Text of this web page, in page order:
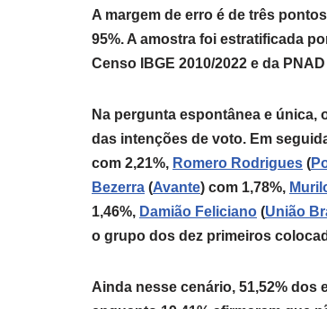
A margem de erro é de três
95%. A amostra foi estratificada
Censo IBGE 2010/2022 e da
Na pergunta espontânea e única,
das intenções de voto. Em
com 2,21%, Romero Rodrigues (
Bezerra (Avante) com 1,78%,
1,46%, Damião Feliciano (União
o grupo dos dez primeiros
Ainda nesse cenário, 51,52%